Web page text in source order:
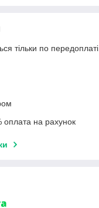
тільки по передоплаті.
оплата на рахунок